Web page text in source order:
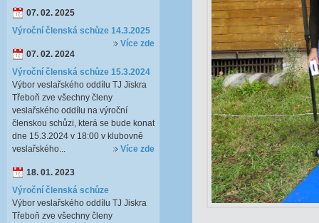
07. 02. 2025
Výroční členská schůze 14.3.2025
Více zde
07. 02. 2024
Výroční členská schůze 15.3.2024
Výbor veslařského oddílu TJ Jiskra
Třeboň zve všechny členy
veslařského oddílu na výroční
členskou schůzi, která se bude konat
dne 15.3.2024 v 18:00 v klubovně
veslařského...
Více zde
18. 01. 2023
Výroční členská schůze
Výbor veslařského oddílu TJ Jiskra
Třeboň zve všechny členy